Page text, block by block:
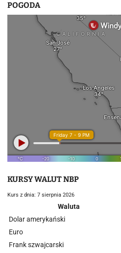
POGODA
KURSY WALUT NBP
Kurs z dnia: 7 sierpnia 2026
Waluta
Dolar amerykański
Euro
Frank szwajcarski